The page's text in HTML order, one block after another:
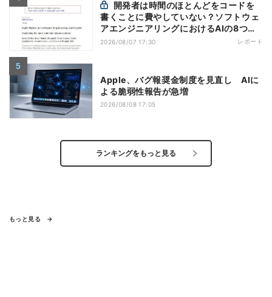
書くことに費やしていない？ソフトウェ
アエンジニアリングにおけるAIの8つの
神話への賛否
2026/08/07 17:30 レポート
Apple、バグ報奨金制度を見直し AIに
よる脆弱性報告が急増
2026/08/08 17:05
ランキングをもっと見る
もっと見る